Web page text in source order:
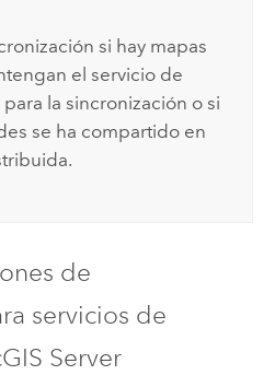
si hay mapas
el servicio de
la sincronización o si
se ha compartido en
de
servicios de
Server